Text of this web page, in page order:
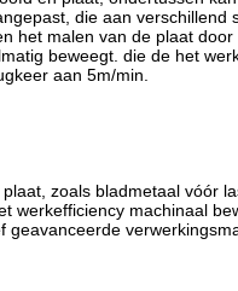
die aan verschillend
het malen van de plaat
beweegt. die de het
aan 5m/min.
zoals bladmetaal vóór
werkefficiency machinaal